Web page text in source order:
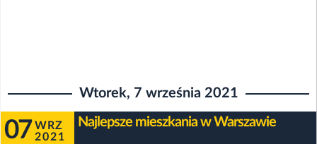
Wtorek, 7 września 2021
07 WRZ
2021
Najlepsze mieszkania w Warszawie